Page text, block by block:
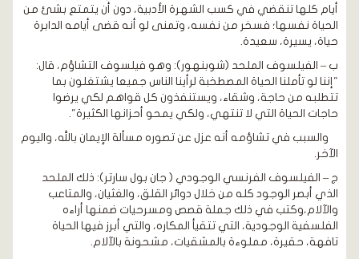
أيام كلها تنقضي في كسب الشهرة الأدبية، دون أن يتمتع بشئ من
الحياة نفسها؛ فسخر من نفسه، وتمنى لو أنه قضى أيامه الدابرة
حياة، يسيرة، سعيدة.
ب – الفيلسوف الملحد (شوبنهور): وهو فيلسوف التشاؤم، قال:
"إننا لو تأملنا الحياة المصطخبة لرأينا الناس جميعا يشتغلون بما
تتطلبه من حاجة، وشقاء، ويستنفذون كل قواهم لكي يرضوا
حاجات الحياة التي لا تنتهي، ولكي يمحو أحزانها الكثيرة".
والسبب في تشاؤمه أنه عزل عن تصوره مسألة الإيمان بالله، واليوم
الآخر.
ج – الفيلسوف الفرنسي الوجودي ( جان بول سارتر): ذلك الملحد
الذي أبصر الوجود كله من خلال دوائر القلق، والغثيان، والمتاعب
والآلام،وكتب في ذلك جملة قصص ومسرحيات ضمنها أراءه
الفلسفية الوجودية، التي تتقيأ المكاره، والتي أبرز فيها الحياة
تافهة، حقيرة، مملوءة بالمشقيات، مشحونة بالآلام.